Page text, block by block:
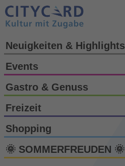
Neuigkeiten & Highlights
Events
Gastro & Genuss
Freizeit
Shopping
🌞 SOMMERFREUDEN 🌞